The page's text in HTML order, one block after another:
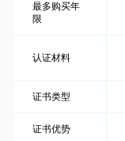
最多购买年
限
认证材料
证书类型
证书优势